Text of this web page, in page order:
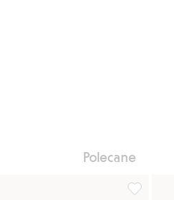
Polecane